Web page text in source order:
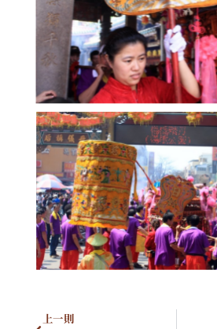
上一則